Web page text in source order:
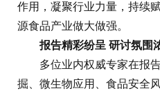
作用，凝聚行业力量，持续
源食品产业做大做强。
报告精彩纷呈 研讨氛围
多位业内权威专家在报告
掘、微生物应用、食品安全